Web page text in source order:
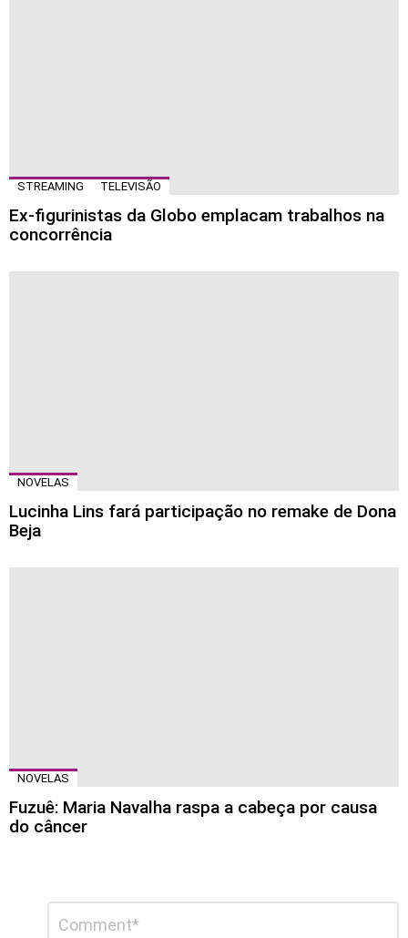
STREAMING TELEVISÃO
Ex-figurinistas da Globo emplacam trabalhos na
concorrência
NOVELAS
Lucinha Lins fará participação no remake de Dona
Beja
NOVELAS
Fuzuê: Maria Navalha raspa a cabeça por causa
do câncer